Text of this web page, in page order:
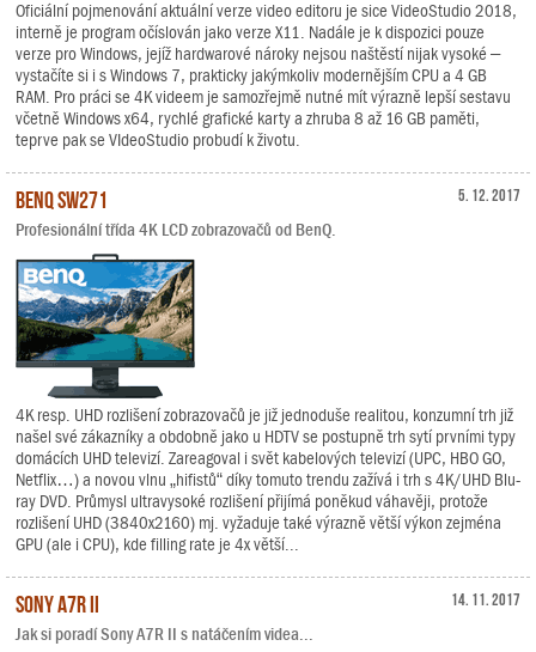
Oficiální pojmenování aktuální verze video editoru je sice VideoStudio 2018,
interně je program očíslován jako verze X11. Nadále je k dispozici pouze
verze pro Windows, jejíž hardwarové nároky nejsou naštěstí nijak vysoké –
vystačíte si i s Windows 7, prakticky jakýmkoliv modernějším CPU a 4 GB
RAM. Pro práci se 4K videem je samozřejmě nutné mít výrazně lepší sestavu
včetně Windows x64, rychlé grafické karty a zhruba 8 až 16 GB paměti,
teprve pak se VIdeoStudio probudí k životu.
5. 12. 2017
BenQ SW271
Profesionální třída 4K LCD zobrazovačů od BenQ.
4K resp. UHD rozlišení zobrazovačů je již jednoduše realitou, konzumní trh již
našel své zákazníky a obdobně jako u HDTV se postupně trh sytí prvními typy
domácích UHD televizí. Zareagoval i svět kabelových televizí (UPC, HBO GO,
Netflix…) a novou vlnu „hifistů“ díky tomuto trendu zažívá i trh s 4K/UHD Blu-
ray DVD. Průmysl ultravysoké rozlišení přijímá poněkud váhavěji, protože
rozlišení UHD (3840x2160) mj. vyžaduje také výrazně větší výkon zejména
GPU (ale i CPU), kde filling rate je 4x větší...
14. 11. 2017
Sony A7R II
Jak si poradí Sony A7R II s natáčením videa...